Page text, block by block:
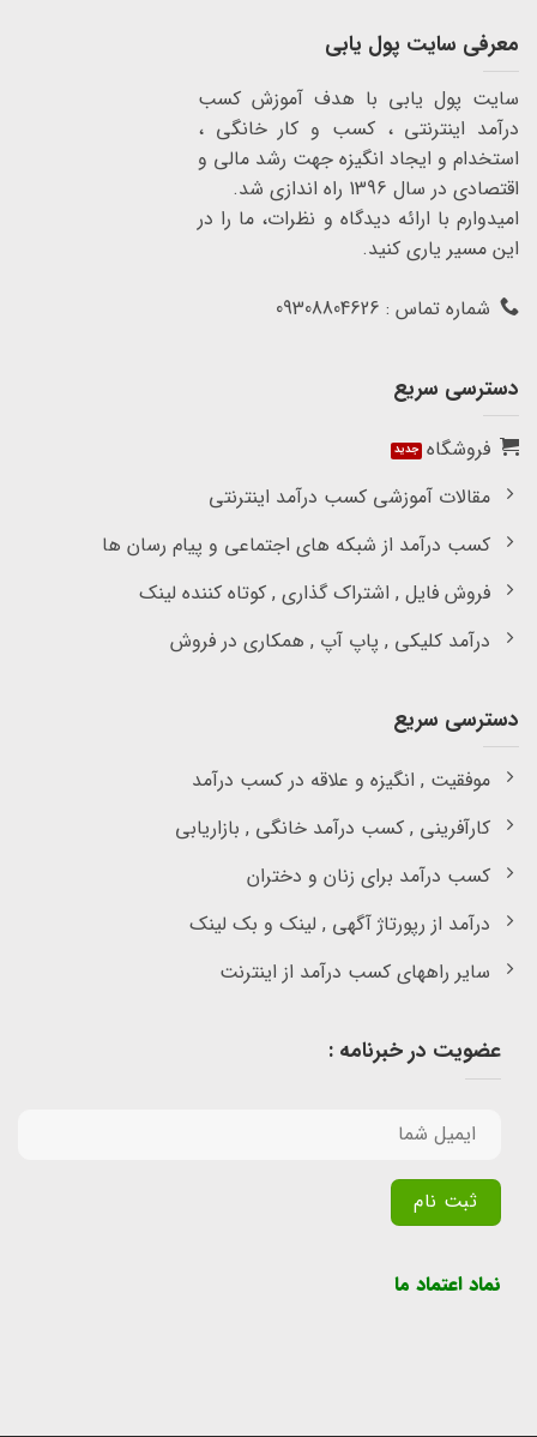
معرفی سایت پول یابی
سایت پول یابی با هدف آموزش کسب
درآمد اینترنتی ، کسب و کار خانگی ،
استخدام و ایجاد انگیزه جهت رشد مالی و
اقتصادی در سال 1396 راه اندازی شد.
امیدوارم با ارائه دیدگاه و نظرات، ما را در
این مسیر یاری کنید.
شماره تماس : 09308804626
دسترسی سریع
فروشگاه
مقالات آموزشی کسب درآمد اینترنتی
کسب درآمد از شبکه های اجتماعی و پیام رسان ها
فروش فایل , اشتراک گذاری , کوتاه کننده لینک
درآمد کلیکی , پاپ آپ , همکاری در فروش
دسترسی سریع
موفقیت , انگیزه و علاقه در کسب درآمد
کارآفرینی , کسب درآمد خانگی , بازاریابی
کسب درآمد برای زنان و دختران
درآمد از رپورتاژ آگهی , لینک و بک لینک
سایر راههای کسب درآمد از اینترنت
عضویت در خبرنامه :
نماد اعتماد ما